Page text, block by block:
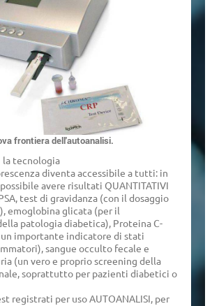
frontiera dell'autoanalisi.
la tecnologia
diventa accessibile a tutti: in
avere risultati QUANTITATIVI
test di gravidanza (con il dosaggio
emoglobina glicata (per il
patologia diabetica), Proteina C-
un importante indicatore di stati
sangue occulto fecale e
(un vero e proprio screening della
soprattutto per pazienti diabetici o
registrati per uso AUTOANALISI, per